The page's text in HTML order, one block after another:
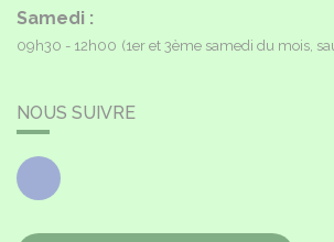
Samedi :
09h30 - 12h00 (1er et 3ème samedi du mois,
NOUS SUIVRE
Facebook